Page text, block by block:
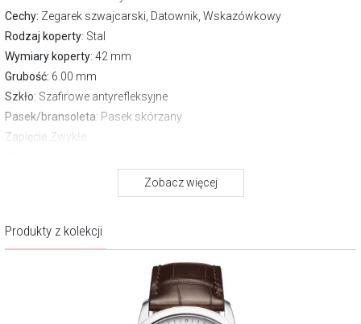
Cechy: Zegarek szwajcarski, Datownik, Wskazówkowy
Rodzaj koperty: Stal
Wymiary koperty: 42 mm
Grubość: 6.00 mm
Szkło: Szafirowe antyrefleksyjne
Pasek/bransoleta: Pasek skórzany
Zapięcie Zwykłe
2 lata
Antracytowa tarcza „slate grey” tworzy wyrafinowane tło dla tańca
światła na smukłych detalach. Ciepły blask wskazówek w odcieniu
różowego złota gra z klasycznymi indeksami w formie cyfr
rzymskich, tworząc kompozycję o ponadczasowej elegancji. To
wizualne zestawienie chłodnych i ciepłych tonów, które przyciąga
Zobacz więcej
Produkty z kolekcji